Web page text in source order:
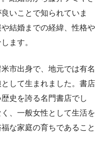
いことで知られていま
結婚までの経緯、性格や
ます。
市出身で、地元では有名
して生まれました。書店
史を誇る名門書店でし
、一般女性として生活を
な家庭の育ちであること